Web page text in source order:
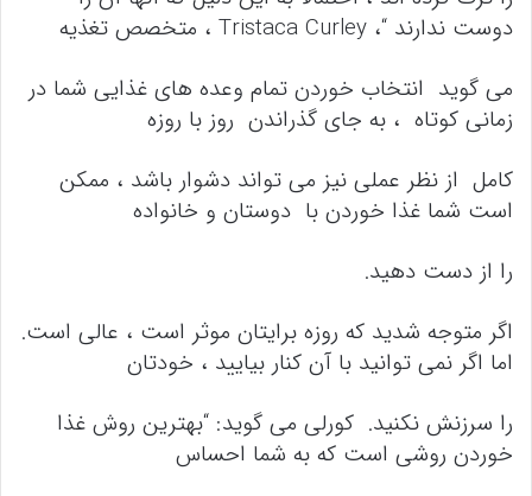
دوست ندارند “، Tristaca Curley ، متخصص تغذیه
می گوید انتخاب خوردن تمام وعده های غذایی شما در
زمانی کوتاه ، به جای گذراندن روز با روزه
کامل از نظر عملی نیز می تواند دشوار باشد ، ممکن
است شما غذا خوردن با دوستان و خانواده
را از دست دهید.
اگر متوجه شدید که روزه برایتان موثر است ، عالی است.
اما اگر نمی توانید با آن کنار بیایید ، خودتان
را سرزنش نکنید. کورلی می گوید: “بهترین روش غذا
خوردن روشی است که به شما احساس